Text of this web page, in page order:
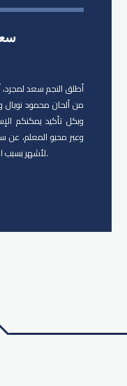
أطلق النجم سعد لمجرد،
من ألحان محمود
وبكل تأكيد يمكنكم
وعبر محبو المعلم، عن
لأشهر بسبب المشاكل التي يعاني منها في حياته الخاصة.